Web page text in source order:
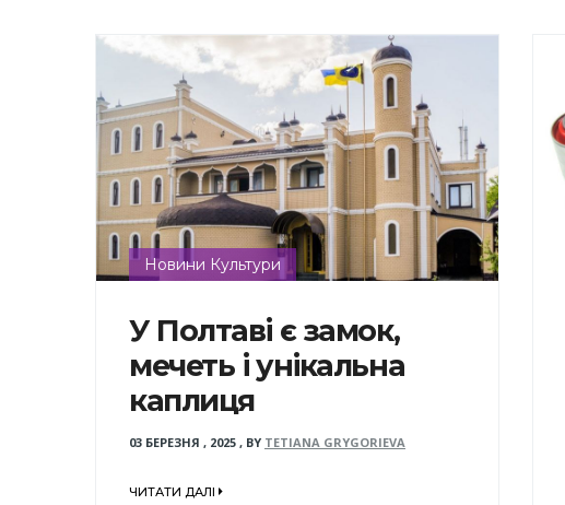
Новини Культури
У Полтаві є замок,
мечеть і унікальна
каплиця
03 БЕРЕЗНЯ , 2025 , BY TETIANA GRYGORIEVA
ЧИТАТИ ДАЛІ